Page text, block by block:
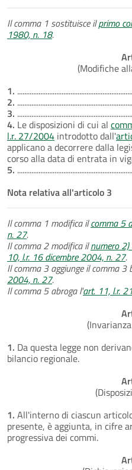
Il comma 1 sostituisce ilprimo
1980, n. 18.
(Modifiche
1.
2.
3.
4. Le disposizioni di cui al
l.r. 27/2004 introdotto dall'
applicano a decorrere dalla
corso alla data di entrata in
5.
Nota relativa all'articolo 3
Il comma 1 modifica ilcomma 5
n. 27.
Il comma 2 modifica ilnumero
10, l.r. 16 dicembre 2004, n. 27.
Il comma 3 aggiunge il comma 3
2004, n. 27.
Il comma 5 abroga l'art. 11, l.r.
1. Da questa legge non
bilancio regionale.
1. All'interno di ciascun
presente, è aggiunta, in cifre
progressiva dei commi.